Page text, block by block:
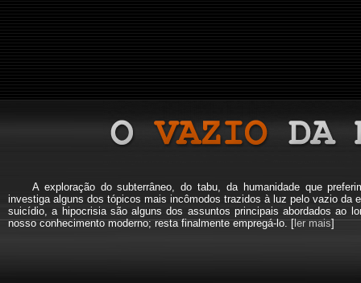
A exploração do subterrâneo, do tabu, da humanidade que
investiga alguns dos tópicos mais incômodos trazidos à luz pelo vazio da
suicídio, a hipocrisia são alguns dos assuntos principais abordados ao
nosso conhecimento moderno; resta finalmente empregá-lo. [ler mais]